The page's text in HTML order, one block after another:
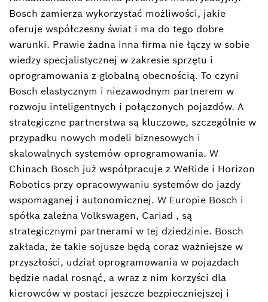
Bosch zamierza wykorzystać możliwości, jakie
oferuje współczesny świat i ma do tego dobre
warunki. Prawie żadna inna firma nie łączy w sobie
wiedzy specjalistycznej w zakresie sprzętu i
oprogramowania z globalną obecnością. To czyni
Bosch elastycznym i niezawodnym partnerem w
rozwoju inteligentnych i połączonych pojazdów. A
strategiczne partnerstwa są kluczowe, szczególnie w
przypadku nowych modeli biznesowych i
skalowalnych systemów oprogramowania. W
Chinach Bosch już współpracuje z WeRide i Horizon
Robotics przy opracowywaniu systemów do jazdy
wspomaganej i autonomicznej. W Europie Bosch i
spółka zależna Volkswagen, Cariad , są
strategicznymi partnerami w tej dziedzinie. Bosch
zakłada, że takie sojusze będą coraz ważniejsze w
przyszłości, udział oprogramowania w pojazdach
będzie nadal rosnąć, a wraz z nim korzyści dla
kierowców w postaci jeszcze bezpieczniejszej i